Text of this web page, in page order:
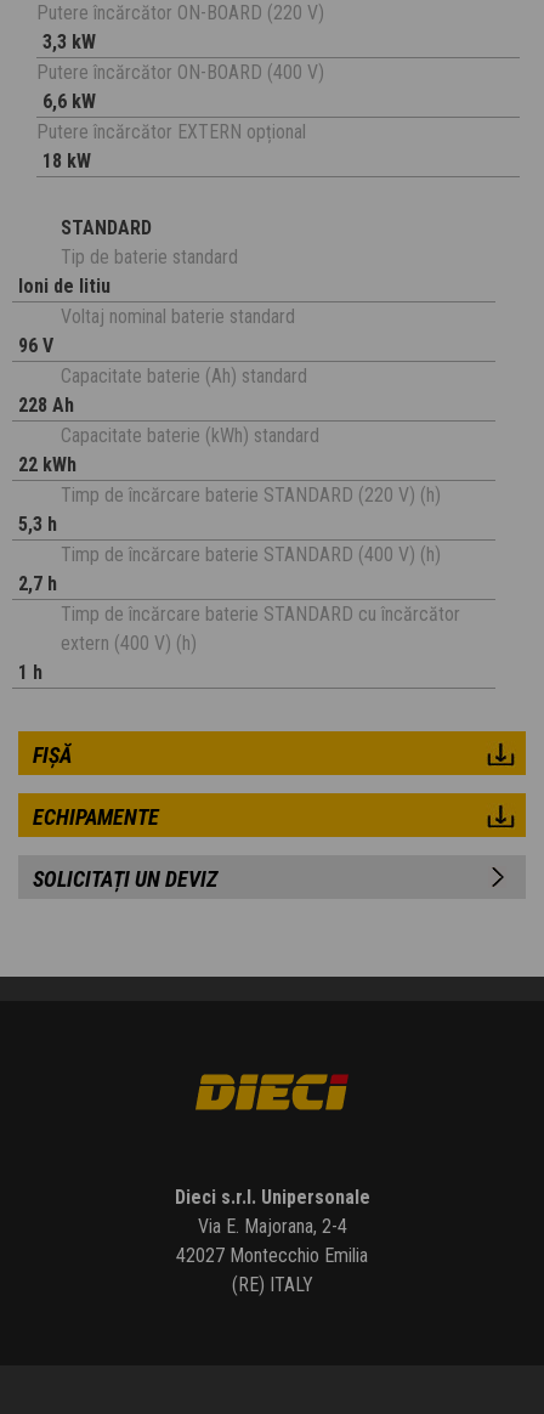
Putere încărcător ON-BOARD (220 V)
3,3 kW
Putere încărcător ON-BOARD (400 V)
6,6 kW
Putere încărcător EXTERN opțional
18 kW
STANDARD
Tip de baterie standard
Ioni de litiu
Voltaj nominal baterie standard
96 V
Capacitate baterie (Ah) standard
228 Ah
Capacitate baterie (kWh) standard
22 kWh
Timp de încărcare baterie STANDARD (220 V) (h)
5,3 h
Timp de încărcare baterie STANDARD (400 V) (h)
2,7 h
Timp de încărcare baterie STANDARD cu încărcător
extern (400 V) (h)
1 h
FIȘĂ
ECHIPAMENTE
SOLICITAȚI UN DEVIZ
Dieci s.r.l. Unipersonale
Via E. Majorana, 2-4
42027 Montecchio Emilia
(RE) ITALY